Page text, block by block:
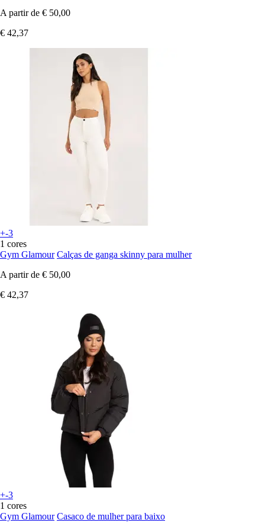
A partir de € 50,00
€ 42,37
+-3
1 cores
Gym Glamour Calças de ganga skinny para mulher
A partir de € 50,00
€ 42,37
+-3
1 cores
Gym Glamour Casaco de mulher para baixo